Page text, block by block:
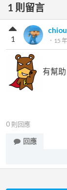
1 則留言
． 15
1
有幫助
0 則回應
回應